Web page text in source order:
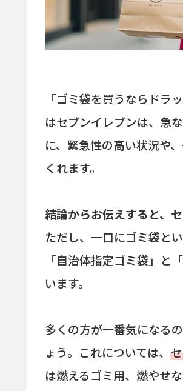
「ゴミ袋を買うならドラ
はセブンイレブンは、急
に、緊急性の高い状況や
くれます。
結論からお伝えすると、
ただし、一口にゴミ袋と
「自治体指定ゴミ袋」と
います。
多くの方が一番気になる
ょう。これについては、
は燃えるゴミ用、燃やせ